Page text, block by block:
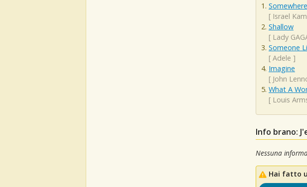
[ Israel
Shallow
[ Lady
Someone
[ Adele ]
Imagine
[ John
What A
[ Louis
Info brano:
Nessuna
Hai fatto